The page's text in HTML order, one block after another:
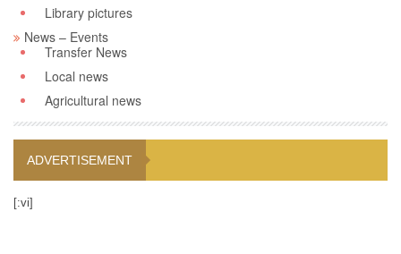
Library pictures
News – Events
Transfer News
Local news
Agricultural news
ADVERTISEMENT
[:vi]